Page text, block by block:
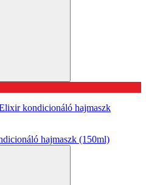
hajmaszk (150ml)